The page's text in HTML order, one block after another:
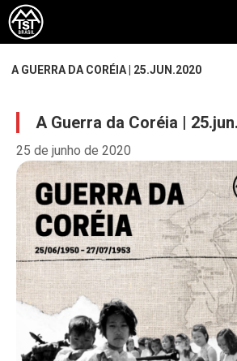
A GUERRA DA CORÉIA | 25.JUN.2020
A Guerra da Coréia |
25 de junho de 2020